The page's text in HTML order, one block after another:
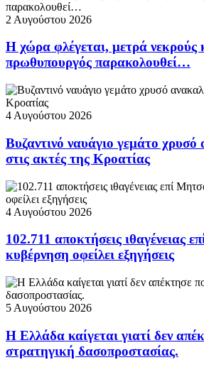
2 Αυγούστου 2026
Η χώρα φλέγεται, μετρά νεκρούς
πρωθυπουργός παρακολουθεί…
4 Αυγούστου 2026
Βυζαντινό ναυάγιο γεμάτο
στις ακτές της Κροατίας
4 Αυγούστου 2026
102.711 αποκτήσεις ιθαγένειας
κυβέρνηση οφείλει εξηγήσεις
5 Αυγούστου 2026
Η Ελλάδα καίγεται γιατί δεν
στρατηγική δασοπροστασίας.